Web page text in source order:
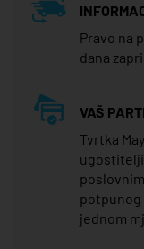
Pravo na
dana
VAŠ
Tvrtka
potpunog
jednom